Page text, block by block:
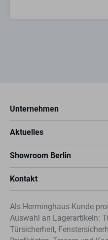
Unternehmen
Aktuelles
Showroom Berlin
Kontakt
Als Herminghaus-Kunde
Auswahl an Lagerartikeln:
Türsicherheit,